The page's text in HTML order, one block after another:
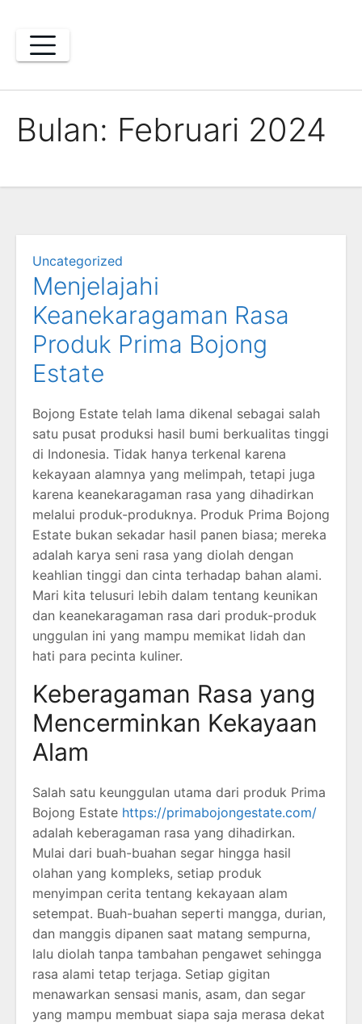
content
Bulan: Februari 2024
Uncategorized
Menjelajahi
Keanekaragaman Rasa
Produk Prima Bojong
Estate
Bojong Estate telah lama dikenal sebagai salah
satu pusat produksi hasil bumi berkualitas tinggi
di Indonesia. Tidak hanya terkenal karena
kekayaan alamnya yang melimpah, tetapi juga
karena keanekaragaman rasa yang dihadirkan
melalui produk-produknya. Produk Prima Bojong
Estate bukan sekadar hasil panen biasa; mereka
adalah karya seni rasa yang diolah dengan
keahlian tinggi dan cinta terhadap bahan alami.
Mari kita telusuri lebih dalam tentang keunikan
dan keanekaragaman rasa dari produk-produk
unggulan ini yang mampu memikat lidah dan
hati para pecinta kuliner.
Keberagaman Rasa yang
Mencerminkan Kekayaan
Alam
Salah satu keunggulan utama dari produk Prima
Bojong Estate https://primabojongestate.com/
adalah keberagaman rasa yang dihadirkan.
Mulai dari buah-buahan segar hingga hasil
olahan yang kompleks, setiap produk
menyimpan cerita tentang kekayaan alam
setempat. Buah-buahan seperti mangga, durian,
dan manggis dipanen saat matang sempurna,
lalu diolah tanpa tambahan pengawet sehingga
rasa alami tetap terjaga. Setiap gigitan
menawarkan sensasi manis, asam, dan segar
yang mampu membuat siapa saja merasa dekat